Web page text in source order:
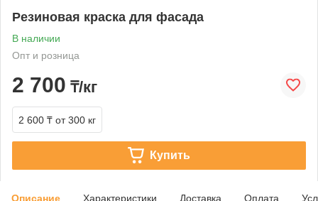
Резиновая краска для фасада
В наличии
Опт и розница
2 700 ₸/кг
2 600 ₸ от 300 кг
Купить
Описание Характеристики Доставка Оплата